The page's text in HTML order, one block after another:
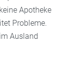
Apotheke
Probleme.
Ausland